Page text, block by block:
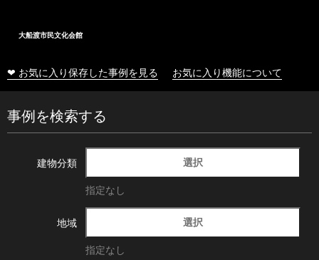
大船渡市民文化会館
❤ お気に入り保存した事例を見る お気に入り機能について
事例を検索する
建物分類 選択
指定なし
地域 選択
指定なし